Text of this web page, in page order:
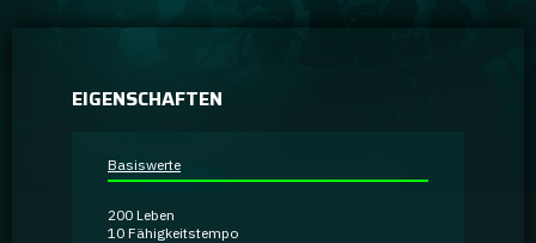
EIGENSCHAFTEN
Basiswerte
200 Leben
10 Fähigkeitstempo